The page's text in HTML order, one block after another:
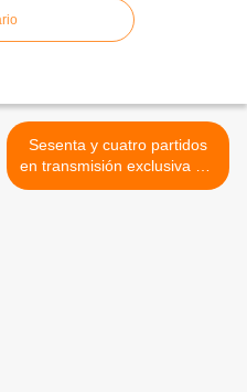
Sesenta y cuatro partidos
en transmisión exclusiva del
circuito Unión Radio